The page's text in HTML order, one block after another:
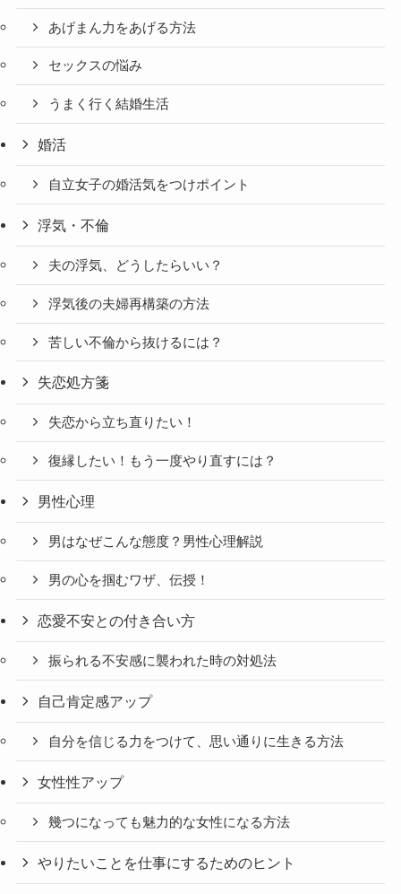
あげまん力をあげる方法
セックスの悩み
うまく行く結婚生活
婚活
自立女子の婚活気をつけポイント
浮気・不倫
夫の浮気、どうしたらいい？
浮気後の夫婦再構築の方法
苦しい不倫から抜けるには？
失恋処方箋
失恋から立ち直りたい！
復縁したい！もう一度やり直すには？
男性心理
男はなぜこんな態度？男性心理解説
男の心を掴むワザ、伝授！
恋愛不安との付き合い方
振られる不安感に襲われた時の対処法
自己肯定感アップ
自分を信じる力をつけて、思い通りに生きる方法
女性性アップ
幾つになっても魅力的な女性になる方法
やりたいことを仕事にするためのヒント